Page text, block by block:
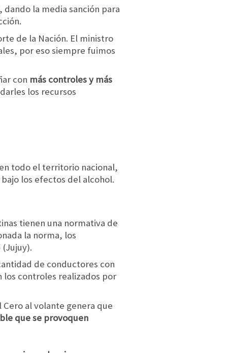
la media sanción para
de la Nación. El ministro
por eso siempre fuimos
con más controles y más
los recursos
todo el territorio nacional,
los efectos del alcohol.
tienen una normativa de
la norma, los
(Jujuy).
de conductores con
los controles realizados por
al volante genera que
que se provoquen